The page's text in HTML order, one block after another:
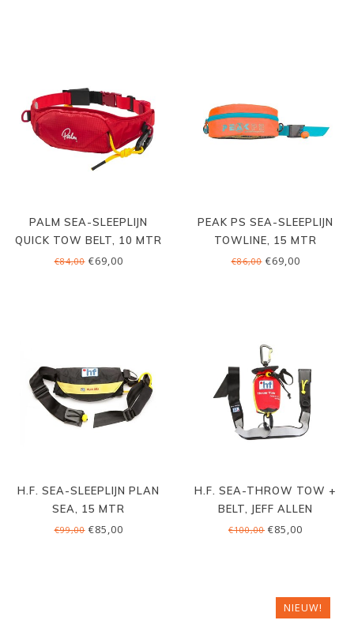
PALM SEA-SLEEPLIJN
QUICK TOW BELT, 10 MTR
€84,00€69,00
PEAK PS SEA-SLEEPLIJN
TOWLINE, 15 MTR
€86,00€69,00
H.F. SEA-SLEEPLIJN PLAN
SEA, 15 MTR
€99,00€85,00
H.F. SEA-THROW TOW +
BELT, JEFF ALLEN
€100,00 €85,00
NIEUW!